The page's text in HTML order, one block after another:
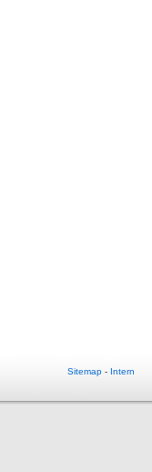
Sitemap - Intern